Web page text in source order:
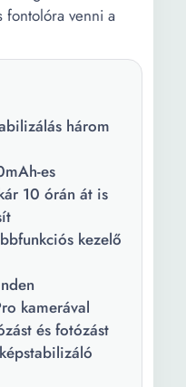
fontolóra venni a
három
es
10 órán át is
kezelő
kamerával
és fotózást